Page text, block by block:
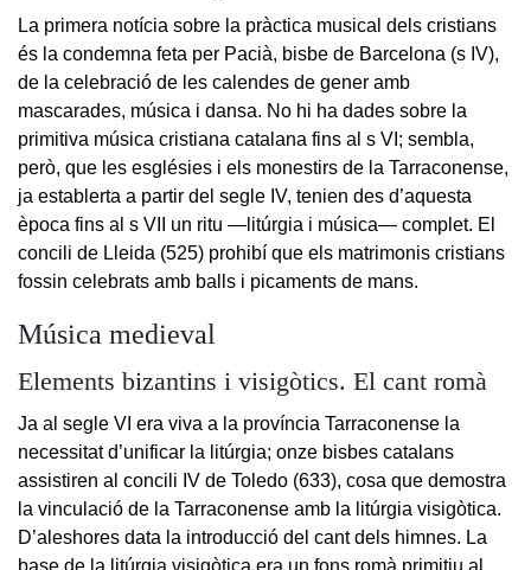
La primera notícia sobre la pràctica musical dels cristians
és la condemna feta per Pacià, bisbe de Barcelona (s IV),
de la celebració de les calendes de gener amb
mascarades, música i dansa. No hi ha dades sobre la
primitiva música cristiana catalana fins al s VI; sembla,
però, que les esglésies i els monestirs de la Tarraconense,
ja establerta a partir del segle IV, tenien des d’aquesta
època fins al s VII un ritu —litúrgia i música— complet. El
concili de Lleida (525) prohibí que els matrimonis cristians
fossin celebrats amb balls i picaments de mans.
Música medieval
Elements bizantins i visigòtics. El cant romà
Ja al segle VI era viva a la província Tarraconense la
necessitat d’unificar la litúrgia; onze bisbes catalans
assistiren al concili IV de Toledo (633), cosa que demostra
la vinculació de la Tarraconense amb la litúrgia visigòtica.
D’aleshores data la introducció del cant dels himnes. La
base de la litúrgia visigòtica era un fons romà primitiu al